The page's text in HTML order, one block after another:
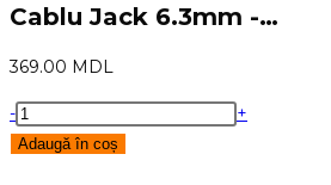
Cablu Jack 6.3mm -…
369.00 MDL
Cantitate
Cablu
- +
Adaugă în coș